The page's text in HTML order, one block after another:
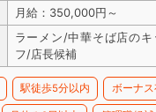
月給：350,000円～
ラーメン/中華そば店の
フ/店長候補
駅徒歩5分以内 ボーナス